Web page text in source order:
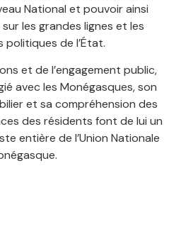
National et pouvoir ainsi
les grandes lignes et les
de l’État.
et de l’engagement public,
avec les Monégasques, son
et sa compréhension des
des résidents font de lui un
entière de l’Union Nationale